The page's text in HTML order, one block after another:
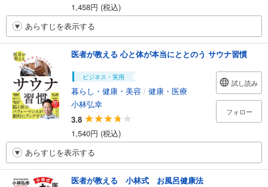
1,458円 (税込)
あらすじを表示する
医者が教える 心と体が本当にととのう サウナ習慣
ビジネス・実用
暮らし・健康・美容 / 健康・医療
小林弘幸
3.8
1,540円 (税込)
試し読み
フォロー
あらすじを表示する
医者が教える 小林式 お風呂健康法